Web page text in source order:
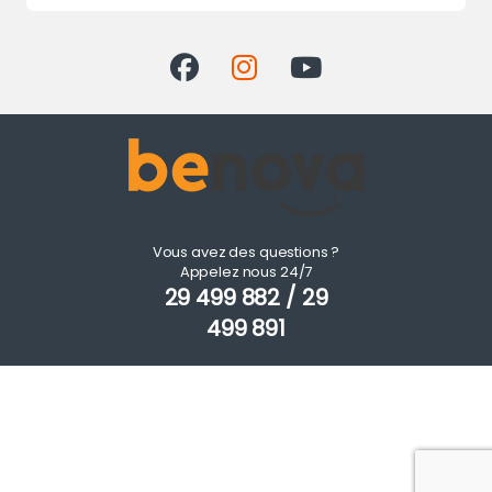
Vous avez des questions ?
Appelez nous 24/7
29 499 882 / 29
499 891